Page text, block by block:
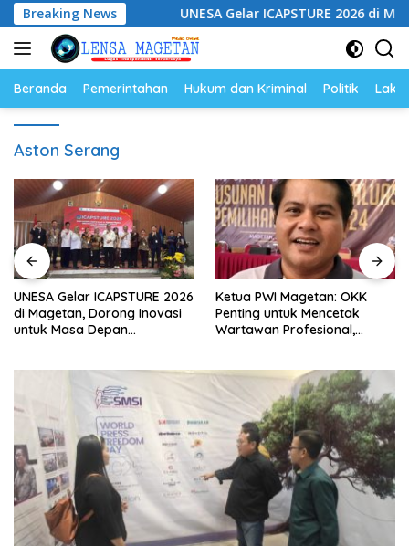
Langsung
ke
konten
Breaking News
Hukum UNESA Gelar ICAPSTURE 2026 di
Beranda Pemerintahan Hukum dan Kriminal Politik
Aston Serang
UNESA Gelar ICAPSTURE 2026
di Magetan, Dorong Inovasi
untuk Masa Depan
Ketua PWI Magetan: OKK
Penting untuk Mencetak
Wartawan Profesional,